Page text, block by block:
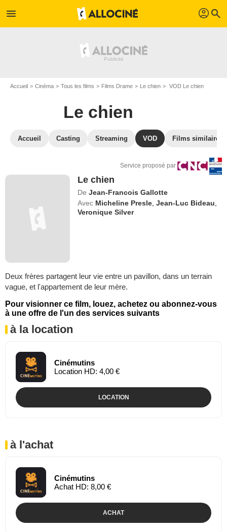
menu profil search
Accueil Cinéma Tous les films Films Drame Le chien VOD Le chien
Le chien
Accueil Casting Streaming VOD Films similaires
Service proposé par
Le chien
De Jean-Francois Gallotte
Avec Micheline Presle ,Jean-Luc Bideau
Veronique Silver
Deux frères partagent leur vie entre un pavillon, dans un terrain
vague, et l'appartement de leur mère.
Pour visionner ce film, louez, achetez ou abonnez-vous
à une offre de l'un des services suivants
à la location
Cinémutins
Location HD: 4,00 €
LOCATION
à l'achat
Cinémutins
Achat HD: 8,00 €
ACHAT